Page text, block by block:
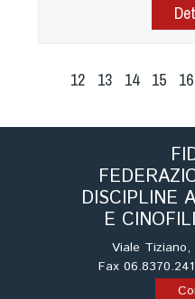
12 13 14 15 16
DISCIPLINE
E
Viale Tiziano,
Fax